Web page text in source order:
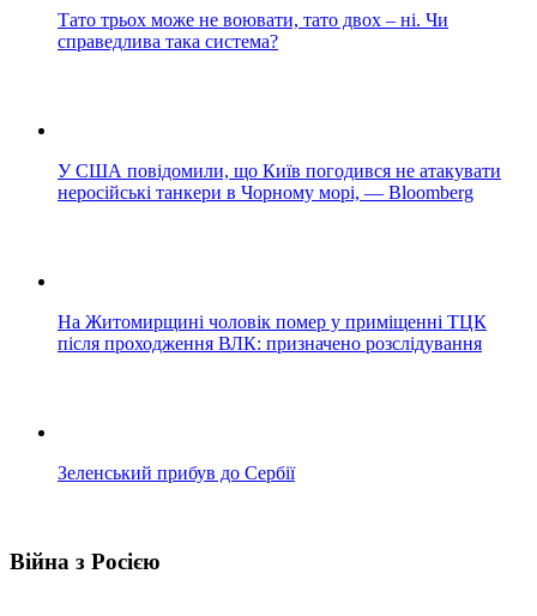
Тато трьох може не воювати, тато двох – ні. Чи
справедлива така система?
У США повідомили, що Київ погодився не атакувати
неросійські танкери в Чорному морі, — Bloomberg
На Житомирщині чоловік помер у приміщенні ТЦК
після проходження ВЛК: призначено розслідування
Зеленський прибув до Сербії
Війна з Росією